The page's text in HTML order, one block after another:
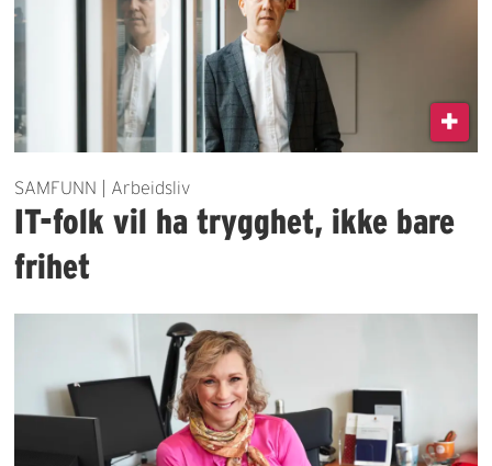
SAMFUNN | Arbeidsliv
IT-folk vil ha trygghet, ikke bare
frihet